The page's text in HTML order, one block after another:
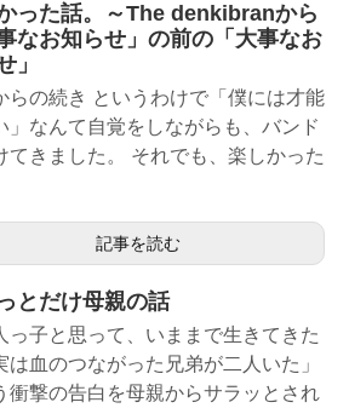
った話。～The denkibranから
事なお知らせ」の前の「大事なお
」
らの続き というわけで「僕には才能
」なんて自覚をしながらも、バンド
てきました。 それでも、楽しかった
記事を読む
とだけ母親の話
っ子と思って、いままで生きてきた
は血のつながった兄弟が二人いた」
衝撃の告白を母親からサラッとされ